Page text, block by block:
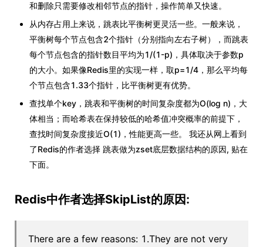
和删除只需要修改相邻节点的指针，操作简单又快速。
从内存占用上来说，跳表比平衡树更灵活一些。一般来说，
平衡树每个节点包含2个指针（分别指向左右子树），而跳表
每个节点包含的指针数目平均为1/(1-p)，具体取决于参数p
的大小。如果像Redis里的实现一样，取p=1/4，那么平均每
个节点包含1.33个指针，比平衡树更有优势。
查找单个key，跳表和平衡树的时间复杂度都为O(log n)，大
体相当；而哈希表在保持较低的哈希值冲突概率的前提下，
查找时间复杂度接近O(1)，性能更高一些。 我还从网上看到
了Redis的作者选择 跳表做为zset底层数据结构的原因, 贴在
下面。
Redis中作者选择SkipList的原因:
There are a few reasons: 1.They are not very